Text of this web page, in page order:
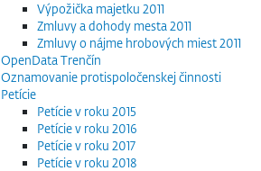
Výpožička majetku 2011
Zmluvy a dohody mesta 2011
Zmluvy o nájme hrobových miest 2011
OpenData Trenčín
Oznamovanie protispoločenskej činnosti
Petície
Petície v roku 2015
Petície v roku 2016
Petície v roku 2017
Petície v roku 2018